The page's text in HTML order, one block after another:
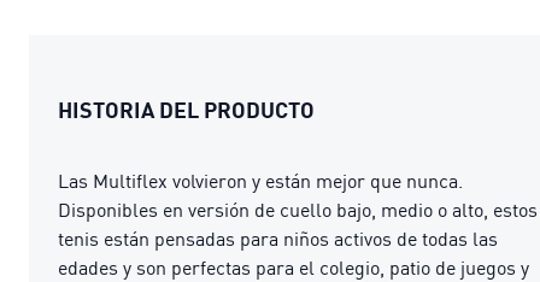
HISTORIA DEL PRODUCTO
Las Multiflex volvieron y están mejor que nunca.
Disponibles en versión de cuello bajo, medio o alto, estos
tenis están pensadas para niños activos de todas las
edades y son perfectas para el colegio, patio de juegos y